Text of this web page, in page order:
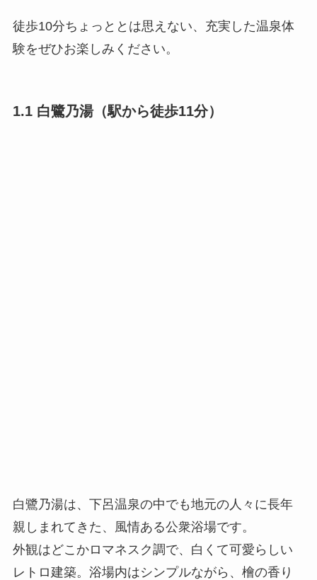
徒歩10分ちょっととは思えない、充実した温泉体
験をぜひお楽しみください。
1.1 白鷺乃湯（駅から徒歩11分）
白鷺乃湯は、下呂温泉の中でも地元の人々に長年
親しまれてきた、風情ある公衆浴場です。
外観はどこかロマネスク調で、白くて可愛らしい
レトロ建築。浴場内はシンプルながら、檜の香り